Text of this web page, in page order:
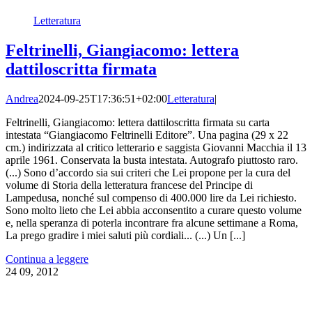
Letteratura
Feltrinelli, Giangiacomo: lettera
dattiloscritta firmata
Andrea2024-09-25T17:36:51+02:00Letteratura|
Feltrinelli, Giangiacomo: lettera dattiloscritta firmata su carta
intestata “Giangiacomo Feltrinelli Editore”. Una pagina (29 x 22
cm.) indirizzata al critico letterario e saggista Giovanni Macchia il 13
aprile 1961. Conservata la busta intestata. Autografo piuttosto raro.
(...) Sono d’accordo sia sui criteri che Lei propone per la cura del
volume di Storia della letteratura francese del Principe di
Lampedusa, nonché sul compenso di 400.000 lire da Lei richiesto.
Sono molto lieto che Lei abbia acconsentito a curare questo volume
e, nella speranza di poterla incontrare fra alcune settimane a Roma,
La prego gradire i miei saluti più cordiali... (...) Un [...]
Continua a leggere
24 09, 2012